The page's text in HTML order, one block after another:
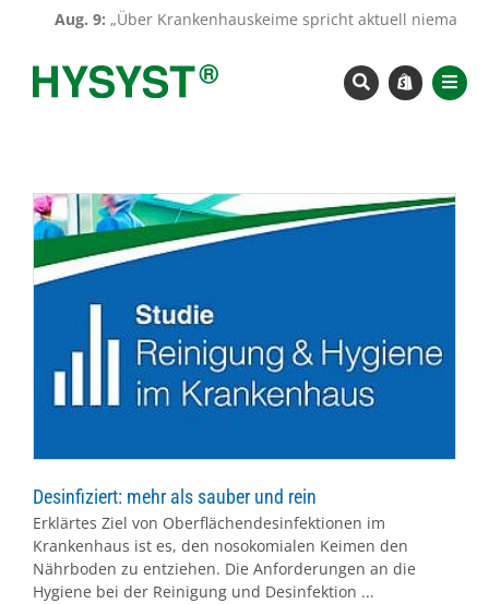
Aug. 9:„Über Krankenhauskeime spricht aktuell niemand“
Desinfiziert: mehr als sauber und rein
Erklärtes Ziel von Oberflächendesinfektionen im
Krankenhaus ist es, den nosokomialen Keimen den
Nährboden zu entziehen. Die Anforderungen an die
Hygiene bei der Reinigung und Desinfektion ...